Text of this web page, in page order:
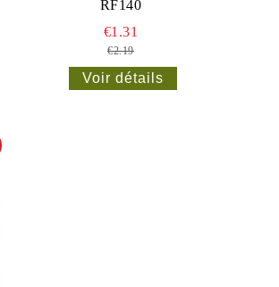
RF140
€1.31
€2.19
Voir détails